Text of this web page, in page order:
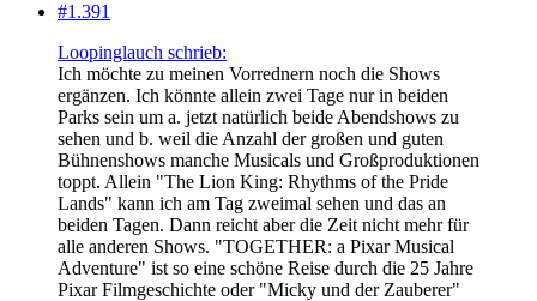
#1.391
Loopinglauch schrieb:
Ich möchte zu meinen Vorrednern noch die Shows
ergänzen. Ich könnte allein zwei Tage nur in beiden
Parks sein um a. jetzt natürlich beide Abendshows zu
sehen und b. weil die Anzahl der großen und guten
Bühnenshows manche Musicals und Großproduktionen
toppt. Allein "The Lion King: Rhythms of the Pride
Lands" kann ich am Tag zweimal sehen und das an
beiden Tagen. Dann reicht aber die Zeit nicht mehr für
alle anderen Shows. "TOGETHER: a Pixar Musical
Adventure" ist so eine schöne Reise durch die 25 Jahre
Pixar Filmgeschichte oder "Micky und der Zauberer"